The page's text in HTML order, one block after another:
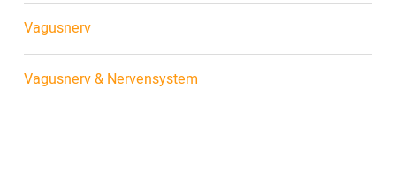
Vagusnerv
Vagusnerv & Nervensystem